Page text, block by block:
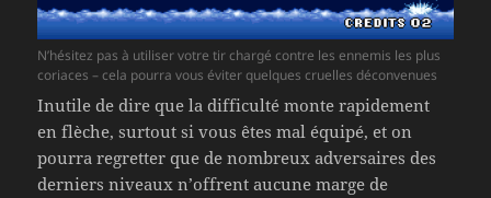
N’hésitez pas à utiliser votre tir chargé contre les ennemis les plus
coriaces – cela pourra vous éviter quelques cruelles déconvenues
Inutile de dire que la difficulté monte rapidement
en flèche, surtout si vous êtes mal équipé, et on
pourra regretter que de nombreux adversaires des
derniers niveaux n’offrent aucune marge de